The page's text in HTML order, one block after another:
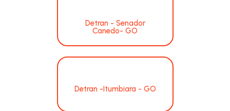
Detran - Senador
Canedo- GO
Detran -Itumbiara - GO